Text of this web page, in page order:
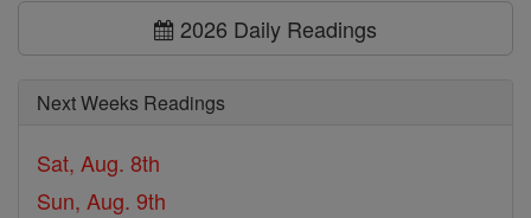
2026 Daily Readings
Next Weeks Readings
Sat, Aug. 8th
Sun, Aug. 9th